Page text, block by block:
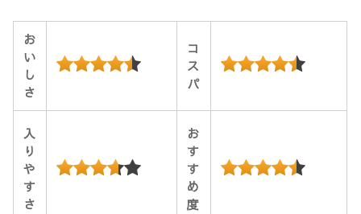
お
い
し
さ
コ
ス
パ
入
り
や
す
さ
お
す
す
め
度